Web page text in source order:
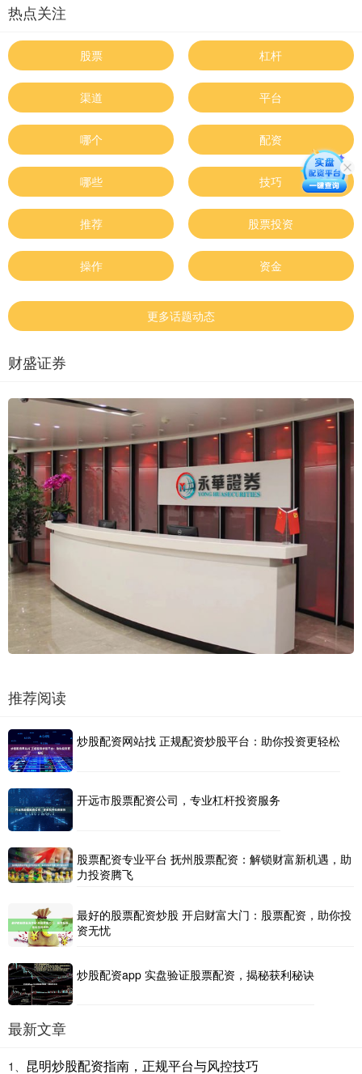
热点关注
股票 杠杆
渠道 平台
哪个 配资
哪些 技巧
推荐 股票投资
操作 资金
更多话题动态
财盛证券
推荐阅读
炒股配资网站找 正规配资炒股平台：助你投资更轻松
开远市股票配资公司，专业杠杆投资服务
股票配资专业平台 抚州股票配资：解锁财富新机遇，助
力投资腾飞
最好的股票配资炒股 开启财富大门：股票配资，助你投
资无忧
炒股配资app 实盘验证股票配资，揭秘获利秘诀
最新文章
1、 昆明炒股配资指南，正规平台与风控技巧